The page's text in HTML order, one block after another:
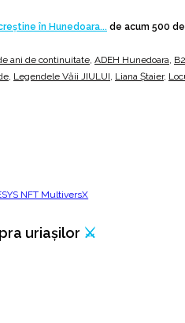
în Hunedoara... de acum 500
ani de continuitate, ADEH Hunedoara,
, Legendele Văii JIULUI, Liana Ștaier,
uriașilor ⚔️